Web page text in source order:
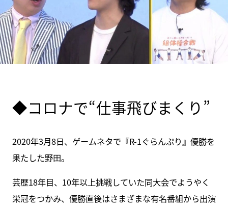
◆コロナで“仕事飛びまくり”
2020年3月8日、ゲームネタで『R-1ぐらんぷり』優勝を
果たした野田。
芸歴18年目、10年以上挑戦していた同大会でようやく
栄冠をつかみ、優勝直後はさまざまな有名番組から出演